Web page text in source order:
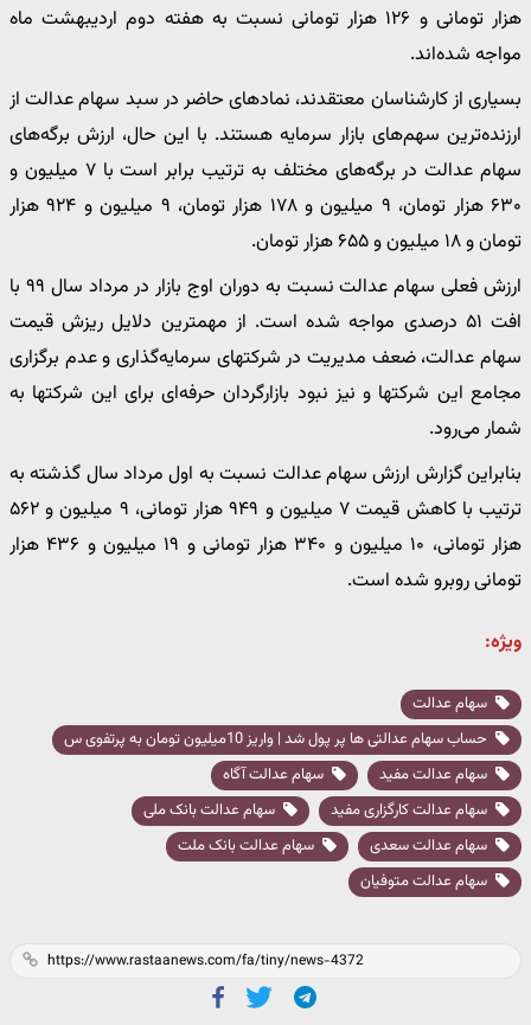
هزار تومانی و ۱۲۶ هزار تومانی نسبت به هفته دوم اردیبهشت ماه
مواجه شده‌اند.
بسیاری از کارشناسان معتقدند، نمادهای حاضر در سبد سهام عدالت از
ارزنده‌ترین سهم‌های بازار سرمایه هستند. با این حال، ارزش برگه‌های
سهام عدالت در برگه‌های مختلف به ترتیب برابر است با ۷ میلیون و
۶۳۰ هزار تومان، ۹ میلیون و ۱۷۸ هزار تومان، ۹ میلیون و ۹۲۴ هزار
تومان و ۱۸ میلیون و ۶۵۵ هزار تومان.
ارزش فعلی سهام عدالت نسبت به دوران اوج بازار در مرداد سال ۹۹ با
افت ۵۱ درصدی مواجه شده است. از مهمترین دلایل ریزش قیمت
سهام عدالت، ‌ضعف مدیریت در شرکتهای سرمایه‌گذاری و عدم برگزاری
مجامع این شرکتها و نیز نبود بازارگردان حرفه‌ای برای این شرکتها به
شمار می‌رود.
بنابراین گزارش ارزش سهام عدالت نسبت به اول مرداد سال گذشته به
ترتیب با کاهش قیمت ۷ میلیون و ۹۴۹ هزار تومانی، ۹ میلیون و ۵۶۲
هزار تومانی، ۱۰ میلیون و ۳۴۰ هزار تومانی و ۱۹ میلیون و ۴۳۶ هزار
تومانی روبرو شده است.
ویژه:
سهام عدالت
حساب سهام عدالتی ها پر پول شد | واریز 10میلیون تومان به پرتفوی س
سهام عدالت مفید
سهام عدالت آگاه
سهام عدالت کارگزاری مفید
سهام عدالت بانک ملی
سهام عدالت سعدی
سهام عدالت بانک ملت
سهام عدالت متوفیان